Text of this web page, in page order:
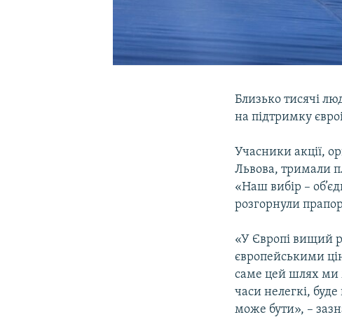
Близько тисячі
на підтримку
Учасники акції,
Львова, тримали
«Наш вибір –
розгорнули
«У Європі вищий
європейськими
саме цей шлях ми
часи нелегкі,
може бути», –